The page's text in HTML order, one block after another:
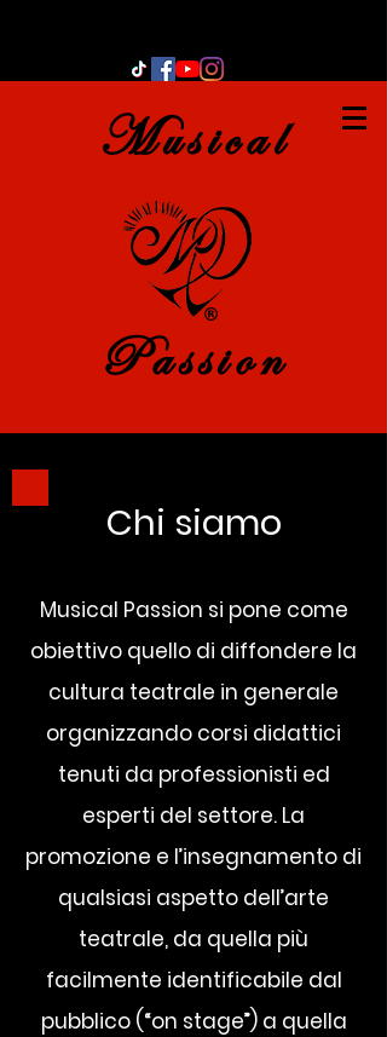
Passion
Musical
Chi siamo
Musical Passion si pone come
obiettivo quello di diffondere la
cultura teatrale in generale
organizzando corsi didattici
tenuti da professionisti ed
esperti del settore. La
promozione e l’insegnamento di
qualsiasi aspetto dell’arte
teatrale, da quella più
facilmente identificabile dal
pubblico (“on stage”) a quella